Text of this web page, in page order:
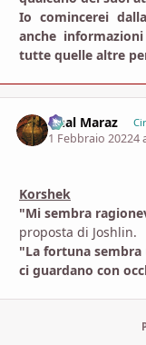
Io comincerei
anche
tutte quelle altre
Ghal Maraz
1 Febbraio 20224
Korshek
"Mi sembra
proposta di Joshlin.
"La fortuna
ci guardano con